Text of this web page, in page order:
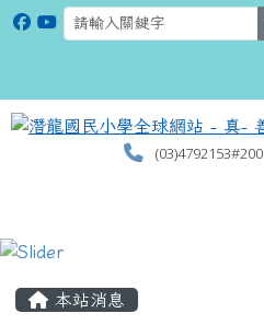
(03)4792153#200
本站消息